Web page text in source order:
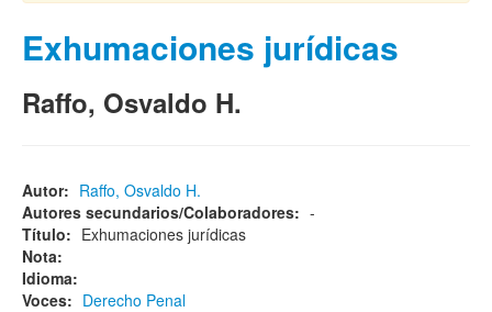
Exhumaciones jurídicas
Raffo, Osvaldo H.
Autor: Raffo, Osvaldo H.
Autores secundarios/Colaboradores: -
Título: Exhumaciones jurídicas
Nota:
Idioma:
Voces: Derecho Penal